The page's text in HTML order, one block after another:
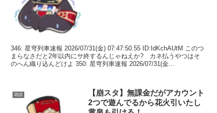
346: 星穹列車速報 2026/07/31(金) 07:47:50.55 ID:IdKchAUtM このつ
まらなさだと2年以内にサ終するんじゃねえか? カネ払うやつはそ
のへん織り込んどけよ 350: 星穹列車速報 2026/07/31(金...
雑談
【崩スタ】無課金だがアカウント
2つで遊んでるから花火引いたし